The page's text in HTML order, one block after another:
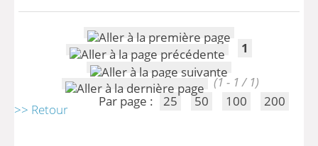
1
(1 - 1 / 1)
Par page :
25 50 100 200
>> Retour